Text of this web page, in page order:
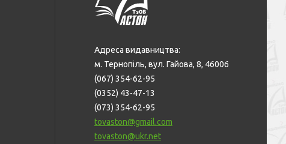
Адреса видавництва:
м. Тернопіль, вул. Гайова, 8, 46006
(067) 354-62-95
(0352) 43-47-13
(073) 354-62-95
tovaston@gmail.com
tovaston@ukr.net